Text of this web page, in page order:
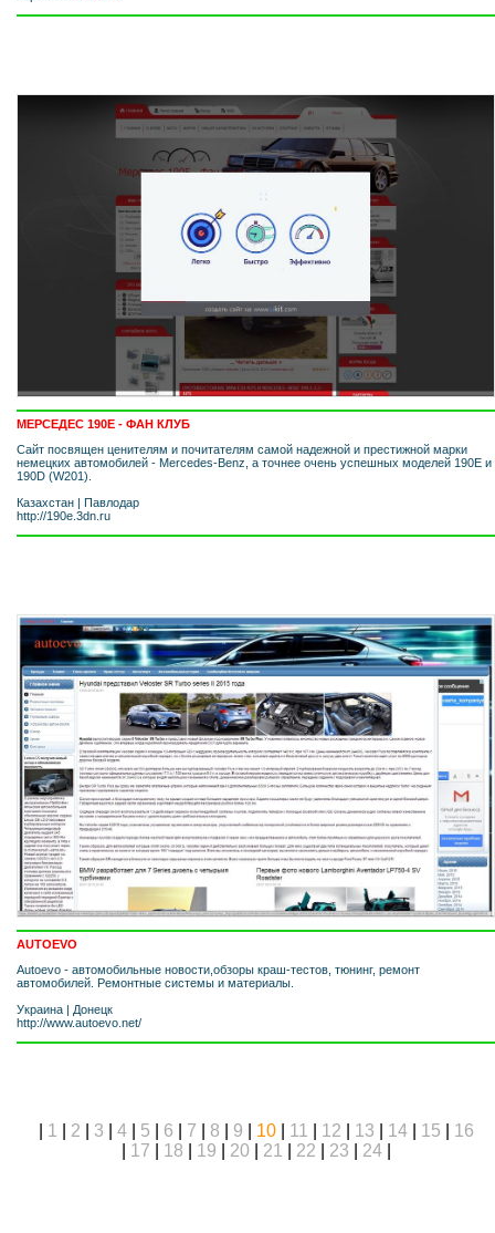
МЕРСЕДЕС 190Е - ФАН КЛУБ
Сайт посвящен ценителям и почитателям самой надежной и престижной марки
немецких автомобилей - Mercedes-Benz, а точнее очень успешных моделей 190Е и
190D (W201).
Казахстан | Павлодар
http://190e.3dn.ru
AUTOEVO
Autoevo - автомобильные новости,обзоры краш-тестов, тюнинг, ремонт
автомобилей. Ремонтные системы и материалы.
Украина | Донецк
http://www.autoevo.net/
1 2 3 4| 5 6 7 8 9 10| 11 12 13 14| 15
16
17 18 19 20 21 22 23 24|